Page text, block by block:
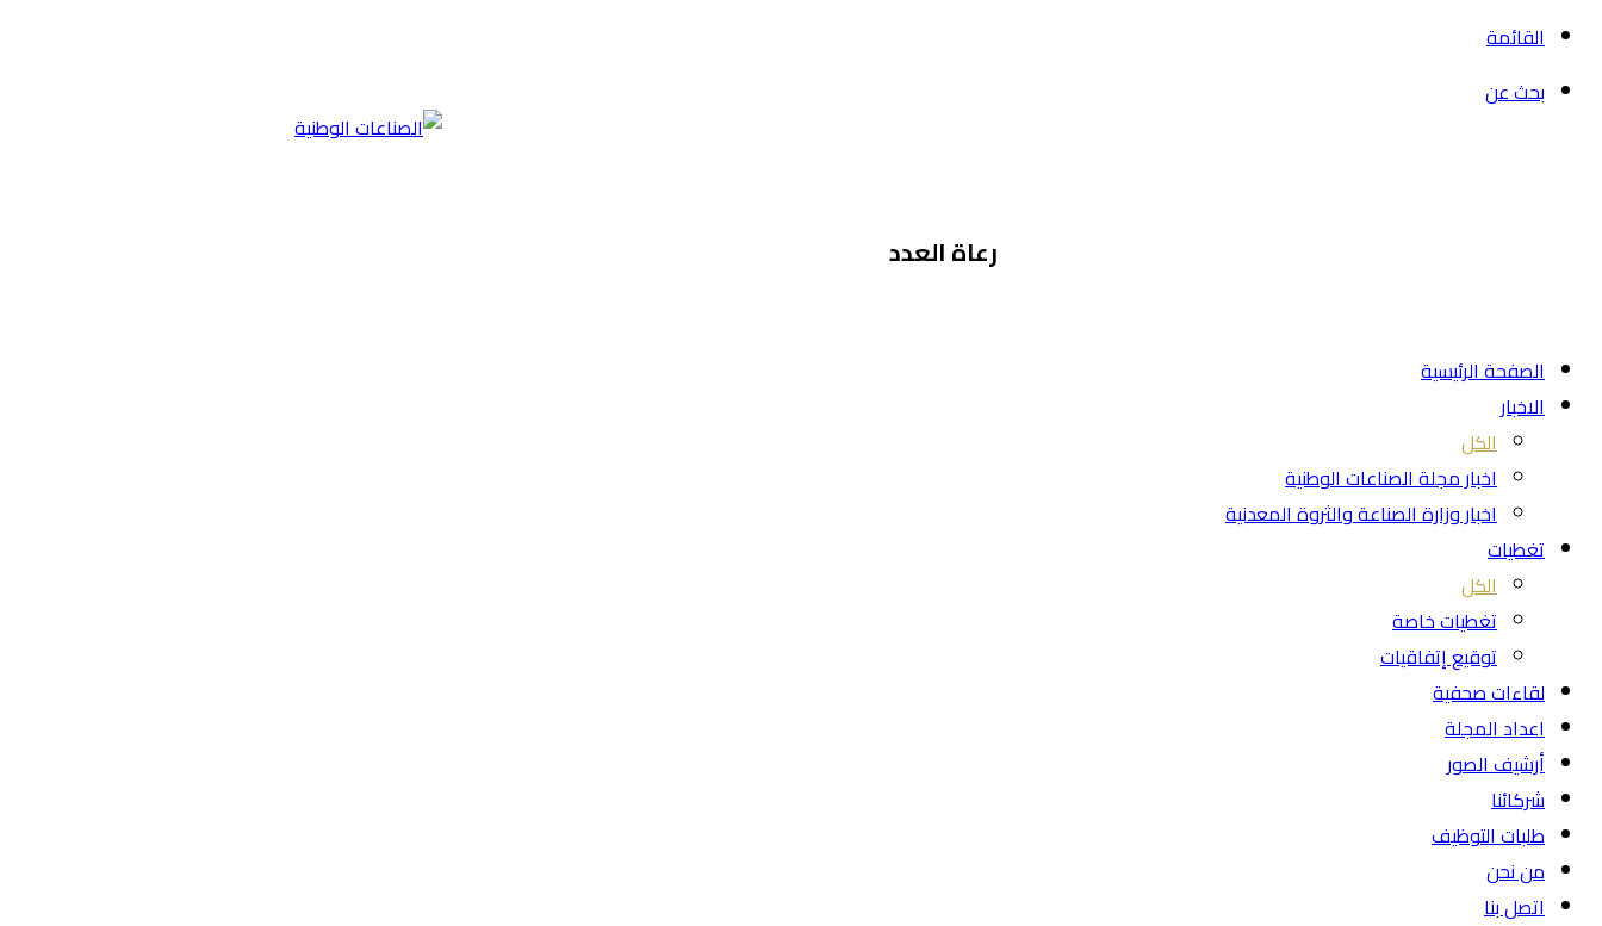
القائمة
بحث عن
رعاة العدد
الصفحة الرئيسية
الاخبار
الكل
اخبار مجلة الصناعات الوطنية
اخبار وزارة الصناعة والثروة المعدنية
تغطيات
الكل
تغطيات خاصة
توقيع إتفاقيات
لقاءات صحفية
اعداد المجلة
أرشيف الصور
شركائنا
طلبات التوظيف
من نحن
اتصل بنا